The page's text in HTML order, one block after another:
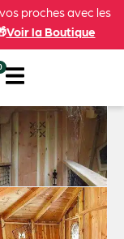
proches avec les
Voir la Boutique